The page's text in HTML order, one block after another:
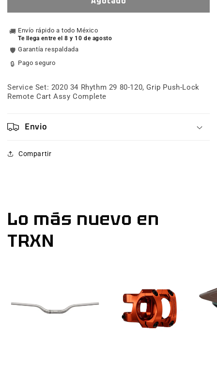
Set:
34
Rhythm
29
80-
Grip
Push-
Cart
Assy
Set:
34
Rhythm
29
Grip
Push-
Lock
🚚 Envío rápido a todo México
Te llega entre el 8 y 10 de agosto
🛡️ Garantía respaldada
🔒 Pago seguro
Service Set: 2020 34 Rhythm 29 80-120, Grip Push-Lock
Remote Cart Assy Complete
Envio
Compartir
Lo más nuevo en
TRXN